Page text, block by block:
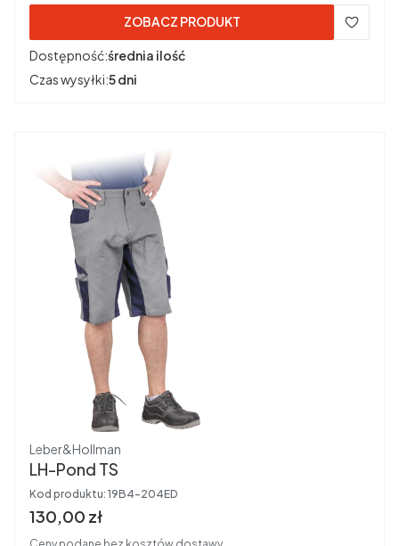
ZOBACZ PRODUKT
Dostępność:średnia ilość
Czas wysyłki:5 dni
Producent
Leber&Hollman
LH-Pond TS
Kod produktu: 19B4-204ED
Cena brutto
130,00 zł